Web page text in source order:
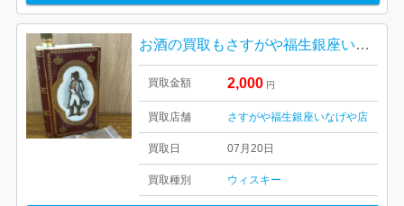
お酒の買取もさすがや福生銀座いなげや店！| 羽村市五ノ神| カミュ ナポレオン ブック 陶器ボトル 赤
買取金額 2,000 円
買取店舗 さすがや福生銀座いなげや店
買取日 07月20日
買取種別 ウィスキー